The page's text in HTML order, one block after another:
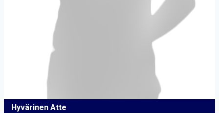
Hyvärinen Atte